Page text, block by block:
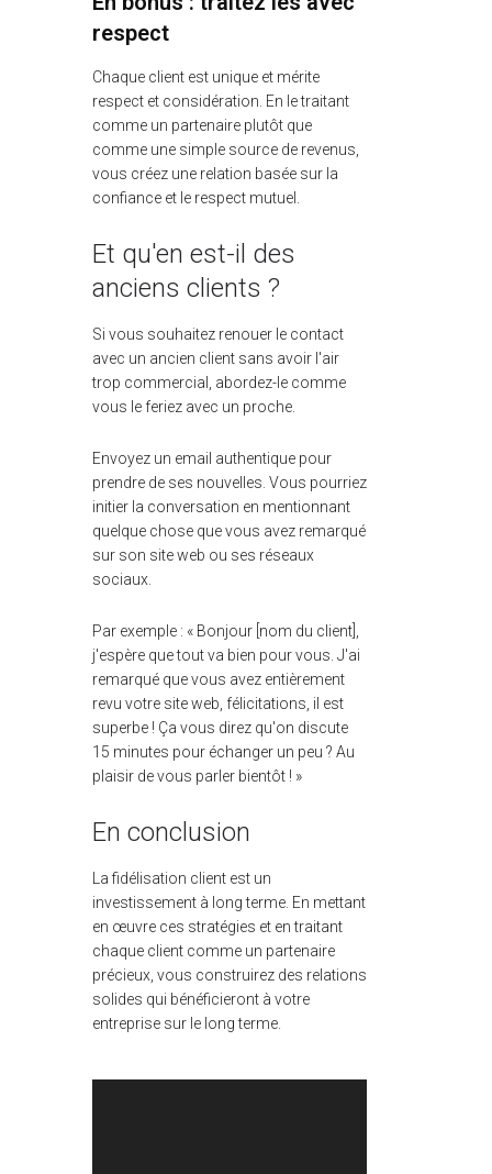
respect
Chaque client est unique et mérite
respect et considération. En le traitant
comme un partenaire plutôt que
comme une simple source de revenus,
vous créez une relation basée sur la
confiance et le respect mutuel.
Et qu'en est-il des
anciens clients ?
Si vous souhaitez renouer le contact
avec un ancien client sans avoir l'air
trop commercial, abordez-le comme
vous le feriez avec un proche.
Envoyez un email authentique pour
prendre de ses nouvelles. Vous pourriez
initier la conversation en mentionnant
quelque chose que vous avez remarqué
sur son site web ou ses réseaux
sociaux.
Par exemple : « Bonjour [nom du client],
j'espère que tout va bien pour vous. J'ai
remarqué que vous avez entièrement
revu votre site web, félicitations, il est
superbe ! Ça vous direz qu'on discute
15 minutes pour échanger un peu ? Au
plaisir de vous parler bientôt ! »
En conclusion
La fidélisation client est un
investissement à long terme. En mettant
en œuvre ces stratégies et en traitant
chaque client comme un partenaire
précieux, vous construirez des relations
solides qui bénéficieront à votre
entreprise sur le long terme.